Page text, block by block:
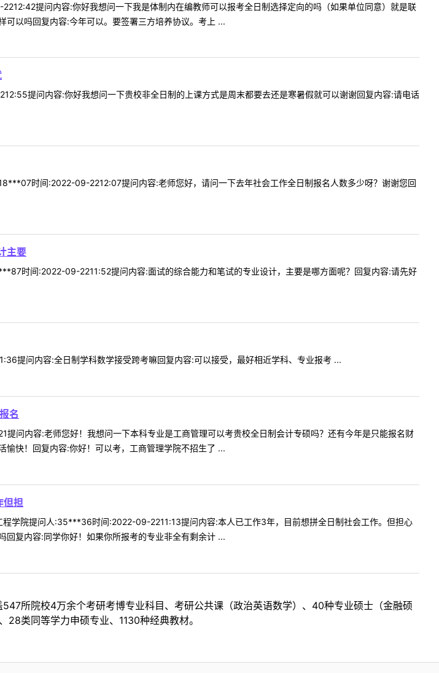
提问内容:你好我想问一下我是体制内在编教师可以报考全日制选择定向的吗（如果单位同意）就是联
以吗回复内容:今年可以。要签署三方培养协议。考上 ...
提问内容:你好我想问一下贵校非全日制的上课方式是周末都要去还是寒暑假就可以谢谢回复内容:请电话
时间:2022-09-2212:07提问内容:老师您好，请问一下去年社会工作全日制报名人数多少呀？谢谢您回
主要
时间:2022-09-2211:52提问内容:面试的综合能力和笔试的专业设计，主要是哪方面呢？回复内容:请先好
提问内容:全日制学科数学接受跨考嘛回复内容:可以接受，最好相近学科、专业报考 ...
名
问内容:老师您好！我想问一下本科专业是工商管理可以考贵校全日制会计专硕吗？还有今年是只能报名财
快！回复内容:你好！可以考，工商管理学院不招生了 ...
但担
学院提问人:35***36时间:2022-09-2211:13提问内容:本人已工作3年，目前想拼全日制社会工作。但担心
回复内容:同学你好！如果你所报考的专业非全有剩余计 ...
所院校4万余个考研考博专业科目、考研公共课（政治英语数学）、40种专业硕士（金融硕
类同等学力申硕专业、1130种经典教材。